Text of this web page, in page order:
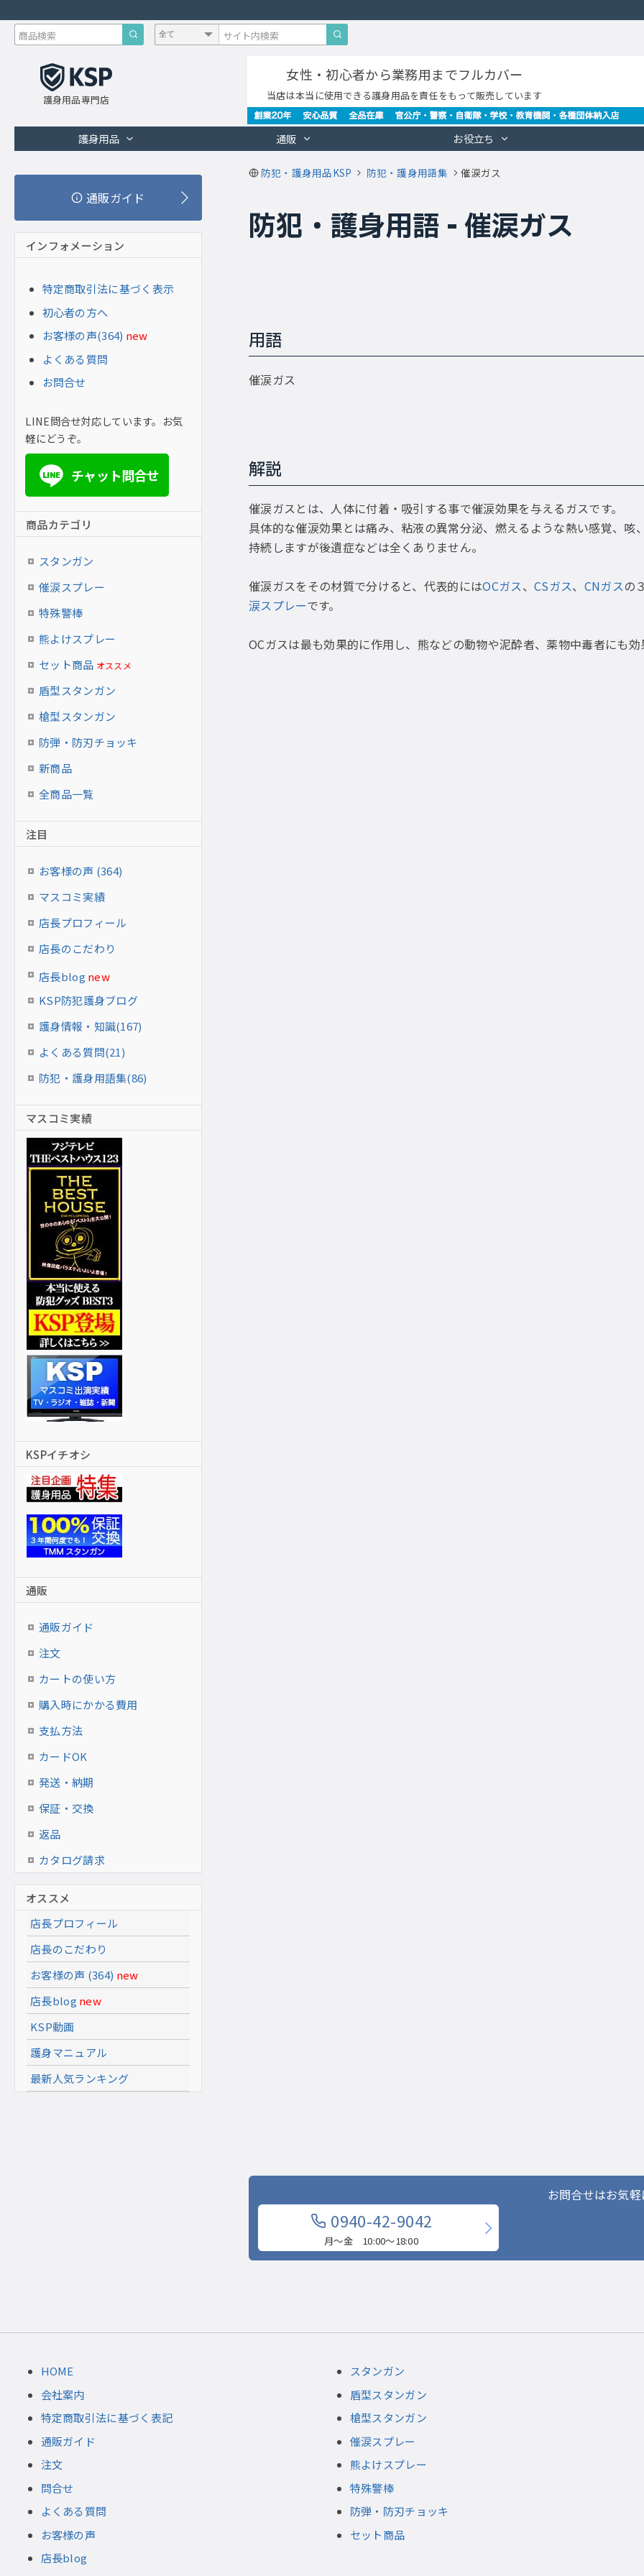
護身用品専門店
女性・初心者から業務用までフルカバー
当店は本当に使用できる護身用品を責任をもって販売しています
護身用品 通販 お役立ち
防犯・護身用品KSP 防犯・護身用語集 催涙ガス
防犯・護身用語 - 催涙ガス
用語
催涙ガス
解説
催涙ガスとは、人体に付着・吸引する事で催涙効果を与えるガスです。
具体的な催涙効果とは痛み、粘液の異常分泌、燃えるような熱い感覚、
持続しますが後遺症などは全くありません。
催涙ガスをその材質で分けると、代表的にはOCガス、CSガス、 CNガスの
涙スプレーです。
OCガスは最も効果的に作用し、熊などの動物や泥酔者、薬物中毒者にも効
通販ガイド
インフォメーション
特定商取引法に基づく表示
初心者の方へ
お客様の声(364) new
よくある質問
お問合せ
LINE問合せ対応しています。お気
軽にどうぞ。
LINE チャット問合せ
商品カテゴリ
スタンガン
催涙スプレー
特殊警棒
熊よけスプレー
セット商品 オススメ
盾型スタンガン
槍型スタンガン
防弾・防刃チョッキ
新商品
全商品一覧
注目
お客様の声 (364)
マスコミ実績
店長プロフィール
店長のこだわり
店長blog new
KSP防犯護身ブログ
護身情報・知識(167)
よくある質問(21)
防犯・護身用語集(86)
マスコミ実績
KSPイチオシ
通販
通販ガイド
注文
カートの使い方
購入時にかかる費用
支払方法
カードOK
発送・納期
保証・交換
返品
カタログ請求
オススメ
店長プロフィール
店長のこだわり
お客様の声 (364) new
店長blog new
KSP動画
護身マニュアル
最新人気ランキング
お問合せはお気軽
0940-42-9042
月〜金 10:00〜18:00
HOME
会社案内
特定商取引法に基づく表記
通販ガイド
注文
問合せ
よくある質問
お客様の声
店長blog
スタンガン
盾型スタンガン
槍型スタンガン
催涙スプレー
熊よけスプレー
特殊警棒
防弾・防刃チョッキ
セット商品